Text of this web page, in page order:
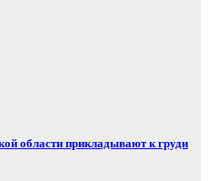
области прикладывают к груди